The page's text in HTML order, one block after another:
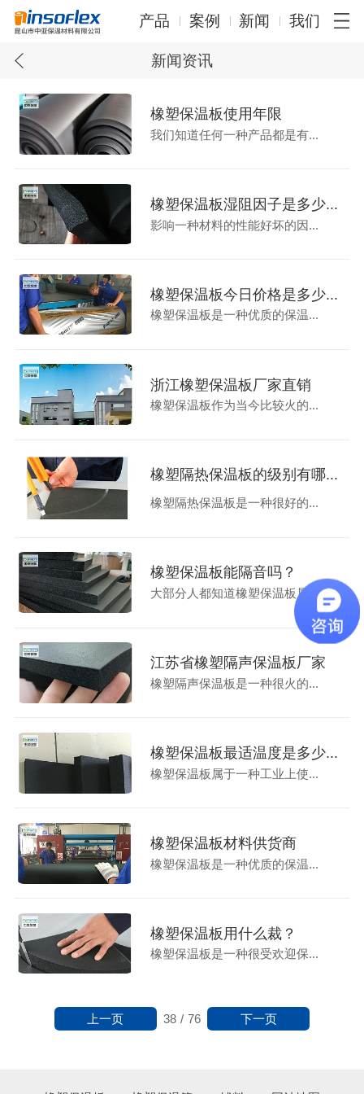
产品 案例 新闻 我们
新闻资讯
橡塑保温板使用年限
我们知道任何一种产品都是有...
橡塑保温板湿阻因子是多少...
影响一种材料的性能好坏的因...
橡塑保温板今日价格是多少...
橡塑保温板是一种优质的保温...
浙江橡塑保温板厂家直销
橡塑保温板作为当今比较火的...
橡塑隔热保温板的级别有哪...
橡塑隔热保温板是一种很好的...
橡塑保温板能隔音吗？
大部分人都知道橡塑保温板属...
江苏省橡塑隔声保温板厂家
橡塑隔声保温板是一种很火的...
橡塑保温板最适温度是多少...
橡塑保温板属于一种工业上使...
橡塑保温板材料供货商
橡塑保温板是一种优质的保温...
橡塑保温板用什么裁？
橡塑保温板是一种很受欢迎保...
38 / 76
上一页 下一页